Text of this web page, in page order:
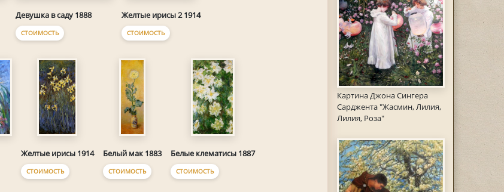
Картина Джона Сингера
Сарджента "Жасмин, Лилия,
Лилия, Роза"
Девушка в саду 1888
СТОИМОСТЬ
Желтые ирисы 2 1914
СТОИМОСТЬ
Желтые ирисы 1914
СТОИМОСТЬ
Белый мак 1883
СТОИМОСТЬ
Белые клематисы 1887
СТОИМОСТЬ